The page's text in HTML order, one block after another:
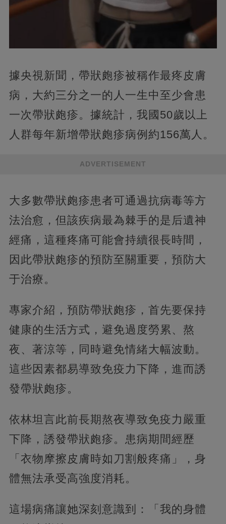
據央視新聞，帶狀皰疹被稱作最疼皮膚
病，大約三分之一的人一生中至少會患
一次帶狀皰疹。據統計，我國50歲以上
人群每年新增帶狀皰疹病例約156萬人。
ADVERTISEMENT
大多數帶狀皰疹患者可通過抗病毒等方
法治愈，但該疾病最為棘手的是后遺神
經痛，這種疼痛可能會持續很長時間，
因此帶狀皰疹的預防至關重要，預防大
于治療。
專家介紹，預防帶狀皰疹，首先要保持
健康的生活方式，避免過度勞累、熬
夜、著涼等，同時避免情緒大幅波動。
這些因素都易導致免疫力下降，進而誘
發帶狀皰疹。
依林坦言此前長期熬夜導致免疫力嚴重
下降，誘發帶狀皰疹。患病期間經歷
「衣物摩擦皮膚時如刀割般疼痛」，身
體無法承受高強度消耗。
這場病痛讓她深刻意識到：「我的身體